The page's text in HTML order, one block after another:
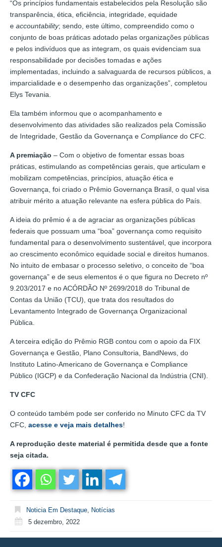
“Os princípios fundamentais estabelecidos pela Resolução são
transparência, ética, eficiência, integridade, equidade
e accountability; sendo, este último, compreendido como o
conjunto de boas práticas adotado pelas organizações públicas
e pelos indivíduos que as integram, os quais evidenciam sua
responsabilidade por decisões tomadas e ações
implementadas, incluindo a salvaguarda de recursos públicos, a
imparcialidade e o desempenho das organizações”, completou
Elys Tevania.
Ela também informou que o acompanhamento e
desenvolvimento das atividades são realizados pela Comissão
de Integridade, Gestão da Governança e Compliance do CFC.
A premiação – Com o objetivo de fomentar essas boas
práticas, estimulando as competências gerais, que articulam e
mobilizam competências, princípios, atuação ética e
Governança, foi criado o Prêmio Governança Brasil, o qual visa
atribuir mérito a atuação relevante na esfera pública do País.
A ideia do prêmio é a de agraciar as organizações públicas
federais que possuam uma “boa” governança como requisito
fundamental para o desenvolvimento sustentável, que incorpora
ao crescimento econômico equidade social e direitos humanos.
No intuito de embasar o processo seletivo, o conceito de “boa
governança” e de seus elementos é o que figura no Decreto nº
9.203/2017 e no ACÓRDÃO Nº 2699/2018 do Tribunal de
Contas da União (TCU), que trata dos resultados do
Levantamento Integrado de Governança Organizacional
Pública.
A terceira edição do Prêmio RGB contou com o apoio da FIX
Governança e Gestão, Plano Consultoria, BandNews, do
Instituto Latino-Americano de Governança e Compliance
Público (IGCP) e da Confederação Nacional da Indústria (CNI).
TV CFC
O conteúdo também pode ser conferido no Minuto CFC da TV
CFC, acesse e veja mais detalhes!
A reprodução deste material é permitida desde que a fonte
seja citada.
Noticia Em Destaque Notícias
5 dezembro, 2022